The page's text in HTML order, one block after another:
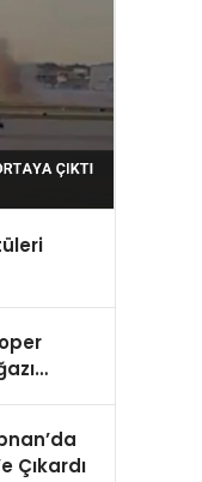
Çıkardı